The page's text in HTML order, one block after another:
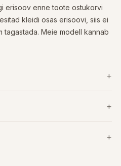
erisoov enne toote ostukorvi
kleidi osas erisoovi, siis ei
tagastada. Meie modell kannab